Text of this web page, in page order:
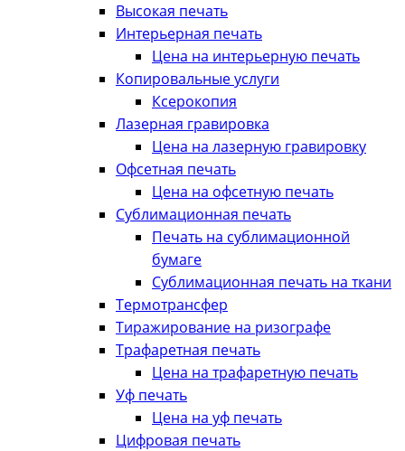
Высокая печать
Интерьерная печать
Цена на интерьерную печать
Копировальные услуги
Ксерокопия
Лазерная гравировка
Цена на лазерную гравировку
Офсетная печать
Цена на офсетную печать
Сублимационная печать
Печать на сублимационной
бумаге
Сублимационная печать на ткани
Термотрансфер
Тиражирование на ризографе
Трафаретная печать
Цена на трафаретную печать
Уф печать
Цена на уф печать
Цифровая печать